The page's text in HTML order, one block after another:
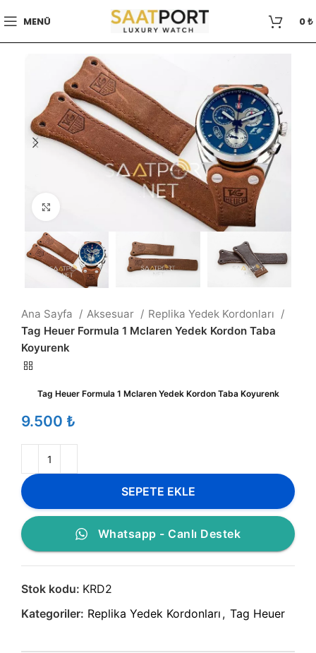
MENÜ 0₺
Büyütmek için tıklayın
Ana Sayfa Aksesuar
Replika Yedek Kordonları
Tag Heuer Formula 1 Mclaren Yedek Kordon Taba
Koyurenk
Tag Heuer Formula 1 Mclaren Yedek Kordon Taba Koyurenk
₺
SEPETE EKLE
Whatsapp - Canlı Destek
Stok kodu: KRD2
Kategoriler: Replika Yedek Kordonları , Tag Heuer